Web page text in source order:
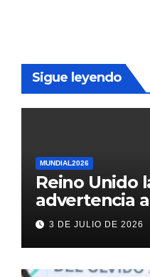
Sigue leyendo
MUNDIAL2026
Reino Unido
advertencia
antes del
Inglaterra en
3 DE JULIO DE 2026